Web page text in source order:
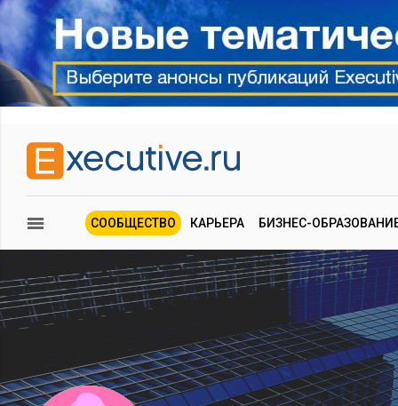
СООБЩЕСТВО КАРЬЕРА БИЗНЕС-